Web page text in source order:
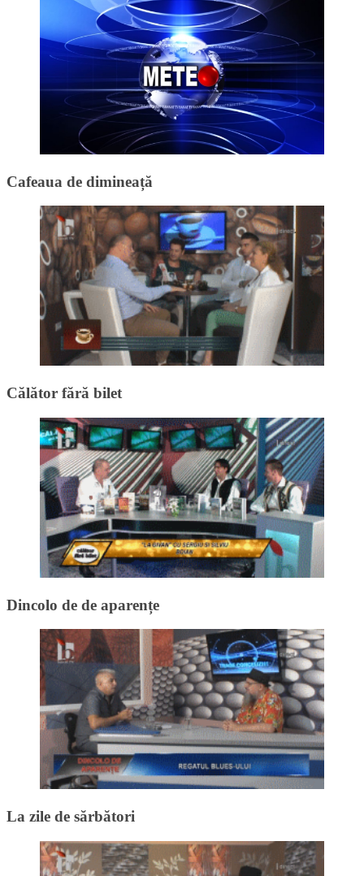
Cafeaua de dimineață
Călător fără bilet
Dincolo de de aparențe
La zile de sărbători